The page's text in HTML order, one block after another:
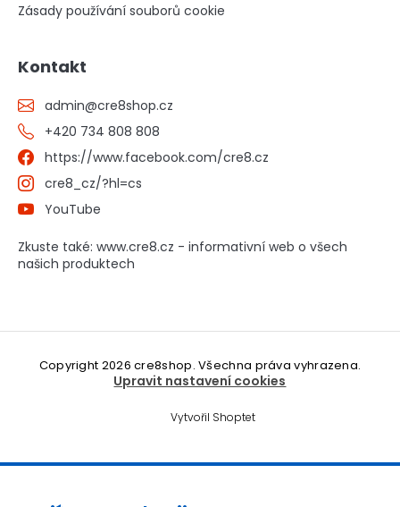
Zásady používání souborů cookie
Kontakt
admin@cre8shop.cz
+420 734 808 808
https://www.facebook.com/cre8.cz
cre8_cz/?hl=cs
YouTube
Zkuste také: www.cre8.cz - informativní web o všech
našich produktech
Vytvořil Shoptet
Copyright 2026cre8shop. Všechna práva vyhrazena.
Upravit nastavení cookies